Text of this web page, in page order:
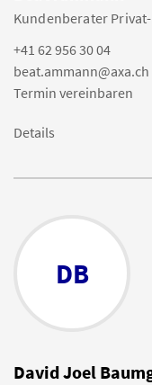
Kundenberater
+41 62 956 30 04
beat.ammann@axa.ch
Termin vereinbaren
Details
DB
David Joel